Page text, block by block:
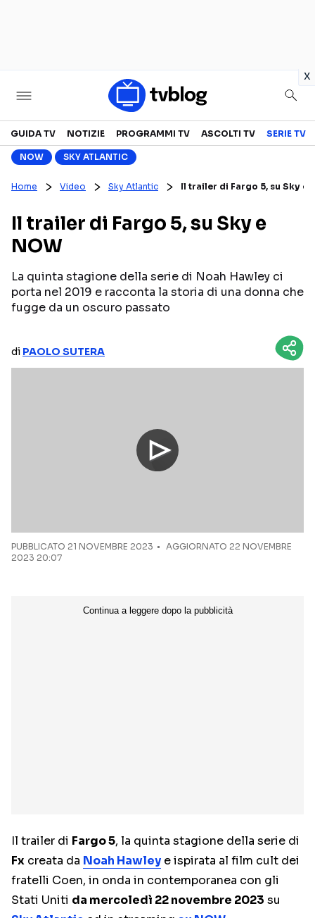
x
Televisione
GUIDA TV
CANALI TV
PROGRAMMI TV
PERSONAGGI TV
SERIE TV
REALITY SHOW
Streaming
RETROSCENA
Seguici sui social
GUIDA TV NOTIZIE PROGRAMMI TV ASCOLTI TV SERIE TV
NOW SKY ATLANTIC
Home Video Sky Atlantic Il trailer di Fargo 5, su Sky e
Il trailer di Fargo 5, su Sky e
NOW
La quinta stagione della serie di Noah Hawley ci
porta nel 2019 e racconta la storia di una donna che
fugge da un oscuro passato
di PAOLO SUTERA
PUBBLICATO 21 NOVEMBRE 2023
AGGIORNATO 22 NOVEMBRE
2023 20:07
Il trailer di Fargo 5, la quinta stagione della serie di
Fx creata da Noah Hawley e ispirata al film cult dei
fratelli Coen, in onda in contemporanea con gli
Stati Uniti da mercoledì 22 novembre 2023 su